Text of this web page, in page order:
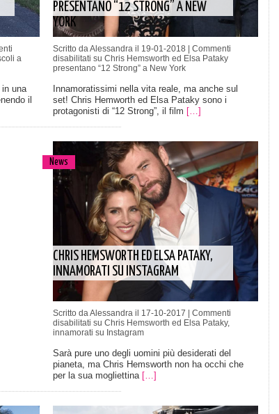
a
una
il
PRESENTANO “12 STRONG” A NEW
YORK
Scritto da Alessandra il 19-01-2018 | Commenti
disabilitati su Chris Hemsworth ed Elsa Pataky
presentano “12 Strong” a New York
Innamoratissimi nella vita reale, ma anche sul
set! Chris Hemworth ed Elsa Pataky sono i
protagonisti di “12 Strong”, il film […]
News
CHRIS HEMSWORTH ED ELSA PATAKY,
INNAMORATI SU INSTAGRAM
Scritto da Alessandra il 17-10-2017 | Commenti
disabilitati su Chris Hemsworth ed Elsa Pataky,
innamorati su Instagram
Sarà pure uno degli uomini più desiderati del
pianeta, ma Chris Hemsworth non ha occhi che
per la sua mogliettina […]